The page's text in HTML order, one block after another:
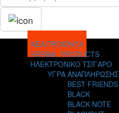
ΝΕΑ ΠΡΟΪΟΝΤΑ
HERBAL PRODUCTS
ΗΛΕΚΤΡΟΝΙΚΟ ΤΣΙΓΑΡΟ
ΥΓΡΑ ΑΝΑΠΛΗΡΩΣΗΣ
BEST FRIENDS
BLACK
BLACK NOTE